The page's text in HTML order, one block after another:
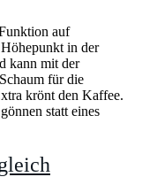
auf
in der
kann mit der
für die
krönt den Kaffee.
statt eines